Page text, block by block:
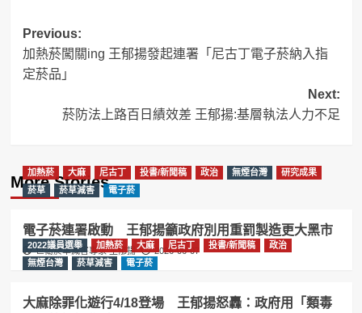
Post
navigation
Previous:
加熱菸闖關ing 王郁揚發起連署「尼古丁電子菸納入指
定菸品」
Next:
菸防法上路百日績效差 王郁揚:基層執法人力不足
More Stories
加熱菸 大麻 尼古丁 投書/新聞稿 政治 無煙台灣
研究成果
菸草
菸草減害 電子菸
電子菸連署啟動 王郁揚籲政府別用重罰製造更大黑市
世衛菸草減害專家 王郁揚 2026-06-07
2022議員選舉 加熱菸 大麻 尼古丁 投書/新聞稿
政治
無煙台灣
菸草減害 電子菸
大麻除罪化遊行4/18登場 王郁揚怒轟：政府用「類毒